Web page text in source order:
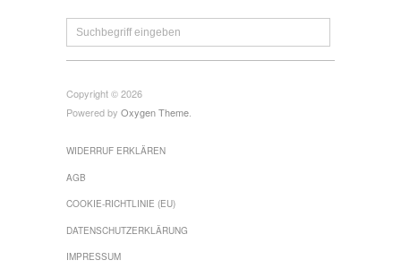
Copyright © 2026
Powered by Oxygen Theme.
WIDERRUF ERKLÄREN
AGB
COOKIE-RICHTLINIE (EU)
DATENSCHUTZERKLÄRUNG
IMPRESSUM